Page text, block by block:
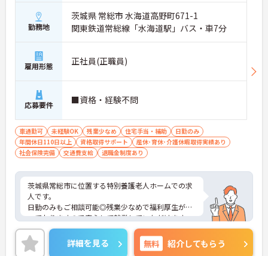
勤務地
茨城県 常総市 水海道高野町671-1
関東鉄道常総線「水海道駅」バス・車7分
雇用形態 正社員(正職員)
応募要件 ■資格・経験不問
車通勤可 未経験OK 残業少なめ 住宅手当・補助
日勤のみ
年間休日110日以上
資格取得サポート
産休･育休･介護休暇取得実績あり
社会保険完備
交通費支給 退職金制度あり
茨城県常総市に位置する特別養護老人ホームでの求
人です。
日勤のみもご相談可能◎残業少なめで福利厚生が整
っておりますので安心して就業していただけます。
介護系の資格や経験は不問！資格取得支援もあり働
きながらスキルアップも目指せます。
ご興味のある方はお気軽にお問い合わせ下さい。
詳細を見る 無料 紹介してもらう